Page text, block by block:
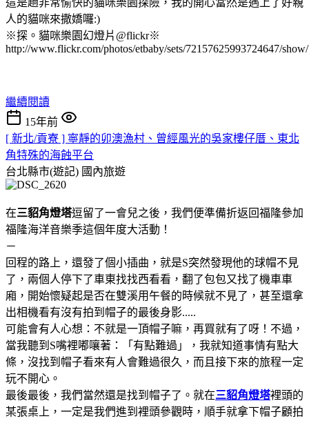
人的貓咪來撒嬌囉:)
※探。貓咪樂園幻燈片@flickr※
http://www.flickr.com/photos/etbaby/sets/72157625993724647/show/
繼續閱讀
15年前
[ 新北/貢寮 ] 寧靜的卯澳漁村、曾經風光的吳家樓仔厝、東北
角特殊的海蝕平台
台北縣市(遊記) 國內旅遊
在三貂角燈塔逗留了一會兒之後，我們便準備折返回福隆參加
福隆海洋音樂季這個年度大活動！
－
回程的路上，還發了個小插曲，就是S突然發現他的球帽不見
了，兩個人停下了車東找找西看看，翻了包包又找了機車車
廂，開始懷疑起是否在雙溪用午餐的時候就不見了，甚至還拿
出相機看有沒有拍到帽子的最後身影.....
可能會有人心想：不就是一頂帽子嘛，再買就有了呀！不過，
當我聽到S嘴裡嘟嚷著：「有點難過」，我就知道事情有點大
條，沒找到帽子看來有人會難過很久，而且接下來的旅程一定
玩不開心。
最後最後，我們當然還是找到帽子了。就在三貂角燈塔裡頭的
某張桌上，一定是我們進到裡頭參觀時，順手就拿下帽子顧拍